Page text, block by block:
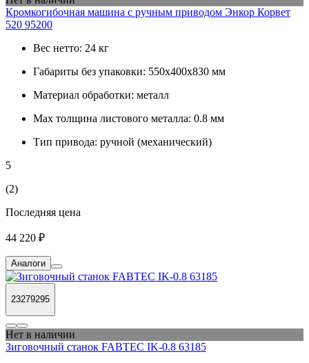
Кромкогибочная машина с ручным приводом Энкор Корвет
520 95200
Вес нетто: 24 кг
Габариты без упаковки: 550х400х830 мм
Материал обработки: металл
Max толщина листового металла: 0.8 мм
Тип привода: ручной (механический)
5
(2)
Последняя цена
44 220 ₽
Аналоги
23279295
Нет в наличии
Зиговочный станок FABTEC IK-0.8 63185